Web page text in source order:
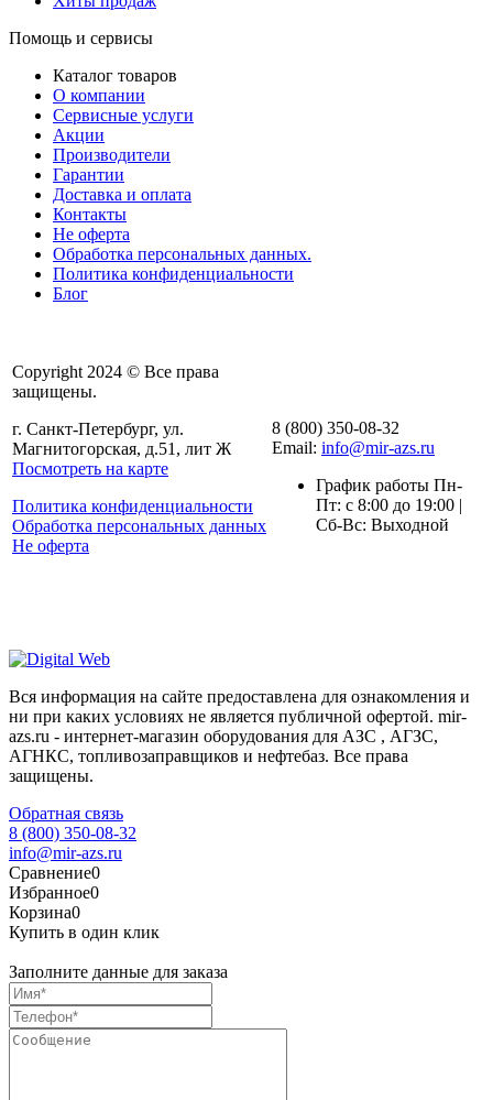
Помощь и сервисы
Каталог товаров
О компании
Сервисные услуги
Акции
Производители
Гарантии
Доставка и оплата
Контакты
Не оферта
Обработка персональных данных.
Политика конфиденциальности
Блог
Copyright 2024 © Все права
защищены.
г. Санкт-Петербург, ул.
Магнитогорская, д.51, лит Ж
Посмотреть на карте
Политика конфиденциальности
Обработка персональных данных
Не оферта
8 (800) 350-08-32
Email: info@mir-azs.ru
График работы Пн-
Пт: с 8:00 до 19:00 |
Сб-Вс: Выходной
Вся информация на сайте предоставлена для ознакомления и
ни при каких условиях не является публичной офертой. mir-
azs.ru - интернет-магазин оборудования для АЗС , АГЗС,
АГНКС, топливозаправщиков и нефтебаз. Все права
защищены.
Обратная связь
8 (800) 350-08-32
info@mir-azs.ru
Сравнение0
Избранное0
Корзина0
Купить в один клик
Заполните данные для заказа